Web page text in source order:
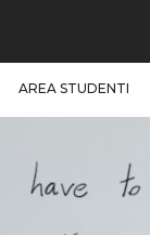
AREA STUDENTI